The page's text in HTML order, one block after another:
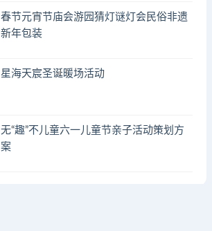
春节元宵节庙会游园猜灯谜灯会民俗非遗
新年包装
星海天宸圣诞暖场活动
无“趣”不儿童六一儿童节亲子活动策划方
案